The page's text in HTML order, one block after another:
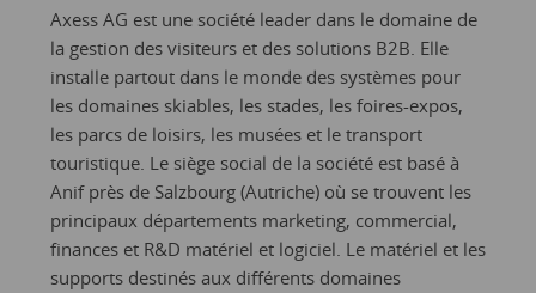
Axess AG est une société leader dans le domaine de
la gestion des visiteurs et des solutions B2B. Elle
installe partout dans le monde des systèmes pour
les domaines skiables, les stades, les foires-expos,
les parcs de loisirs, les musées et le transport
touristique. Le siège social de la société est basé à
Anif près de Salzbourg (Autriche) où se trouvent les
principaux départements marketing, commercial,
finances et R&D matériel et logiciel. Le matériel et les
supports destinés aux différents domaines